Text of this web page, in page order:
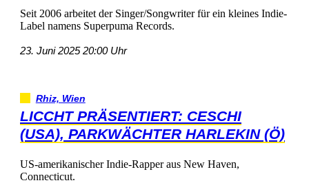
Seit2006arbeitetderSinger/SongwriterfüreinkleinesIndie-
LabelnamensSuperpumaRecords.
23.Juni202520:00Uhr
Rhiz,Wien
LICCHTPRÄSENTIERT:CESCHI
(USA),PARKWÄCHTERHARLEKIN(Ö)
US-amerikanischerIndie-RapperausNewHaven,
Connecticut.